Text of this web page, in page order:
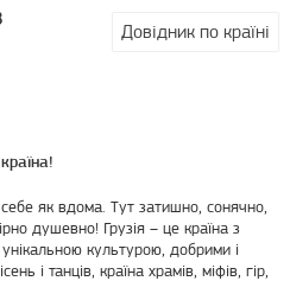
Довідник по країні
як вдома. Тут затишно, сонячно,
душевно! Грузія – це країна з
культурою, добрими і
і танців, країна храмів, міфів, гір,